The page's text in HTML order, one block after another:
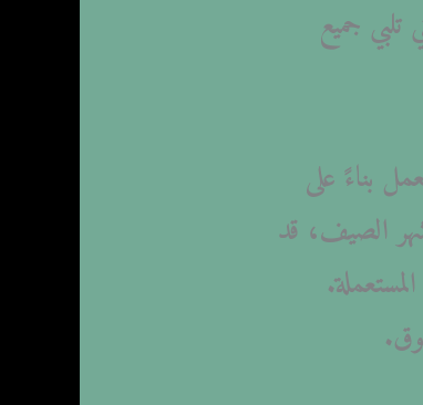
جميع
بناءً على
الصيف، قد